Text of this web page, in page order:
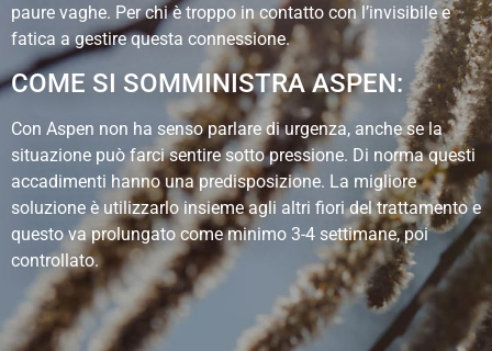
paure vaghe. Per chi è troppo in contatto con l’invisibile e
fatica a gestire questa connessione.
COME SI SOMMINISTRA ASPEN:
Con Aspen non ha senso parlare di urgenza, anche se la
situazione può farci sentire sotto pressione. Di norma questi
accadimenti hanno una predisposizione. La migliore
soluzione è utilizzarlo insieme agli altri fiori del trattamento e
questo va prolungato come minimo 3-4 settimane, poi
controllato.